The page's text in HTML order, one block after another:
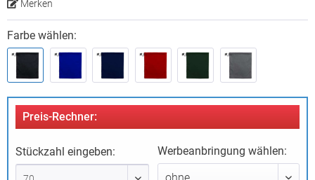
Merken
Farbe wählen:
Preis-Rechner:
Stückzahl eingeben: Werbeanbringung wählen: